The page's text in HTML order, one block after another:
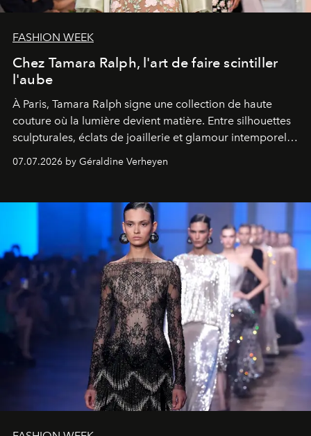
FASHION WEEK
Chez Tamara Ralph, l'art de faire scintiller
l'aube
À Paris, Tamara Ralph signe une collection de haute
couture où la lumière devient matière. Entre silhouettes
sculpturales, éclats de joaillerie et glamour intemporel,
aussi précieux que contemporain.
07.07.2026 by Géraldine Verheyen